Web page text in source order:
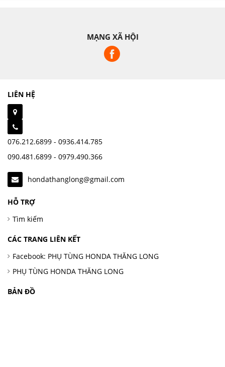
MẠNG XÃ HỘI
LIÊN HỆ
076.212.6899 - 0936.414.785
090.481.6899 - 0979.490.366
hondathanglong@gmail.com
HỖ TRỢ
Tìm kiếm
CÁC TRANG LIÊN KẾT
Facebook: PHỤ TÙNG HONDA THĂNG LONG
PHỤ TÙNG HONDA THĂNG LONG
BẢN ĐỒ